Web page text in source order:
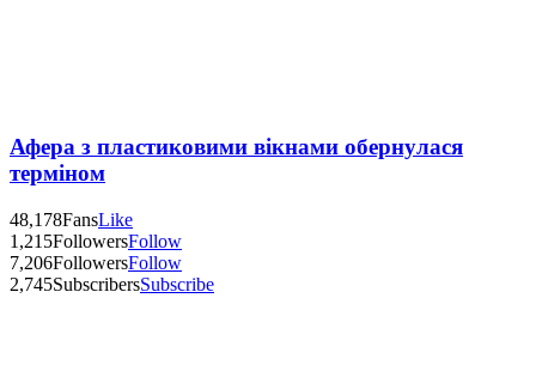
Афера з пластиковими вікнами обернулася
терміном
48,178FansLike
1,215FollowersFollow
7,206FollowersFollow
2,745SubscribersSubscribe